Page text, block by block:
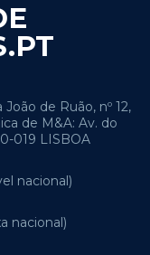
de Ruão, nº 12,
de M&A: Av. do
019 LISBOA
nacional)
nacional)